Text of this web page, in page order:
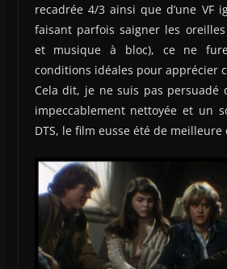
recadrée 4/3 ainsi que d’une VF
faisant parfois saigner les
et musique à bloc), ce ne
conditions idéales pour apprécier
Cela dit, je ne suis pas persuadé
impeccablement nettoyée et un
DTS, le film eusse été de meilleure